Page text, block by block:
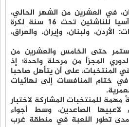
في العشرين من الشهر الحالي،
منافسات بطولة غرب آسيا للناشئين تحت 16 سنة لكرة
ولبنان، وإيران، والعراق،
حتى الخامس والعشرين من
المجزأ من مرحلة واحدة؛ إذ
المنتخبات، على أن يتأهل صاحبا
في ختام المنافسات إلى نهائيات
للمنتخبات المشاركة لاختبار
لاعبيها الصاعدين، وسط أجواء
تطور اللعبة في منطقة غرب